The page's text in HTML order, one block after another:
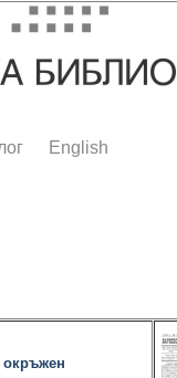
English
окръжен